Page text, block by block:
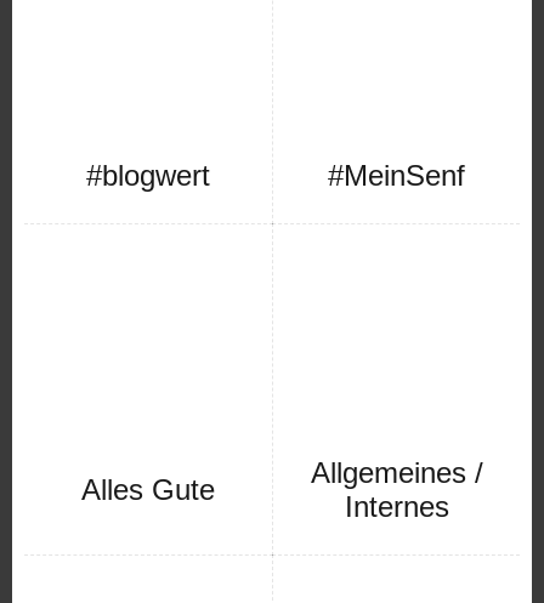
#blogwert #MeinSenf
Alles Gute
Allgemeines /
Internes